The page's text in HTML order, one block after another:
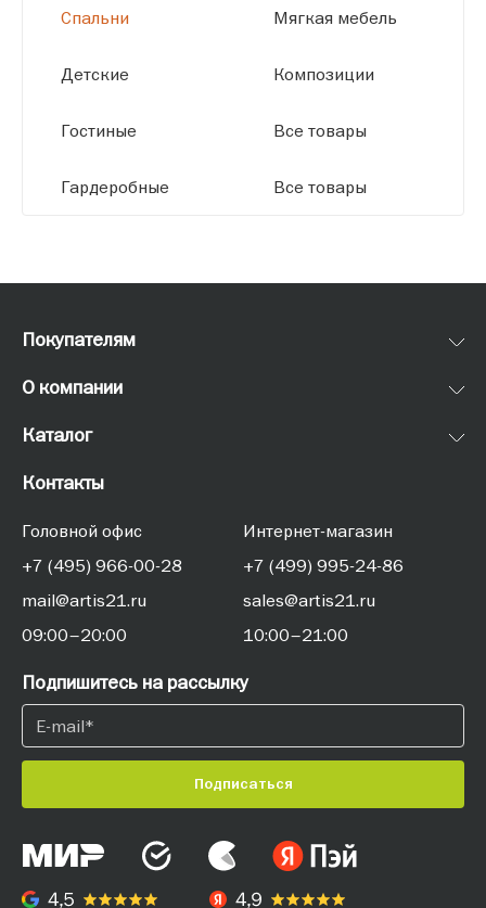
Спальни
Детские
Гостиные
Гардеробные
Мягкая мебель
Композиции
Все товары
Все товары
Покупателям
О компании
Каталог
Контакты
Головной офис
+7 (495) 966-00-28
mail@artis21.ru
09:00–20:00
Интернет-магазин
+7 (499) 995-24-86
sales@artis21.ru
10:00–21:00
Подпишитесь на рассылку
Подписаться